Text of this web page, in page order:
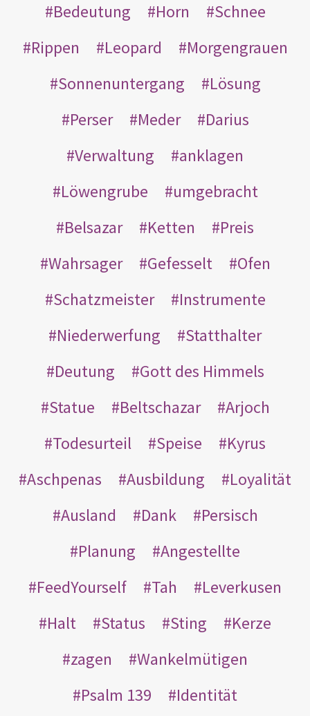
Bedeutung
Horn
Schnee
Rippen
Leopard
Morgengrauen
Sonnenuntergang
Lösung
Perser
Meder
Darius
Verwaltung
anklagen
Löwengrube
umgebracht
Belsazar
Ketten
Preis
Wahrsager
Gefesselt
Ofen
Schatzmeister
Instrumente
Niederwerfung
Statthalter
Deutung
Gott des Himmels
Statue
Beltschazar
Arjoch
Todesurteil
Speise
Kyrus
Aschpenas
Ausbildung
Loyalität
Ausland
Dank
Persisch
Planung
Angestellte
FeedYourself
Tah
Leverkusen
Halt
Status Sting
Kerze
zagen
Wankelmütigen
Psalm 139
Identität